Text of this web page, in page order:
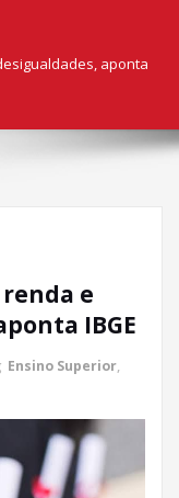
aponta
e
IBGE
Ensino Superior,